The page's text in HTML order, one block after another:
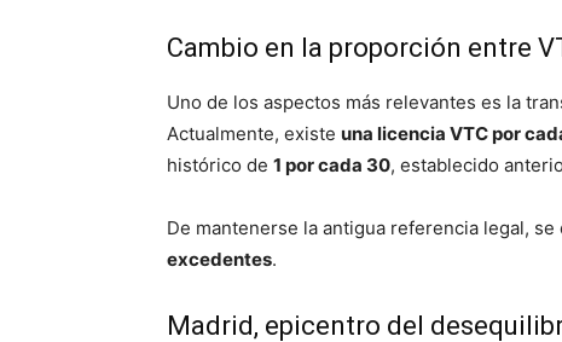
Cambio en la proporción entre
Uno de los aspectos más relevantes es la
Actualmente, existe una licencia VTC por
histórico de 1 por cada 30, establecido
De mantenerse la antigua referencia legal,
excedentes.
Madrid, epicentro del